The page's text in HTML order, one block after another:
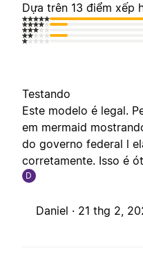
Dựa trên 13 điểm xếp
Testando
Este modelo é legal.
em mermaid
do governo federal l
corretamente. Isso é
D
Daniel · 21 thg 2,